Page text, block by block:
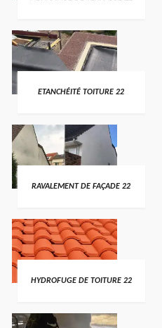
ETANCHÉITÉ TOITURE 22
RAVALEMENT DE FAÇADE 22
HYDROFUGE DE TOITURE 22